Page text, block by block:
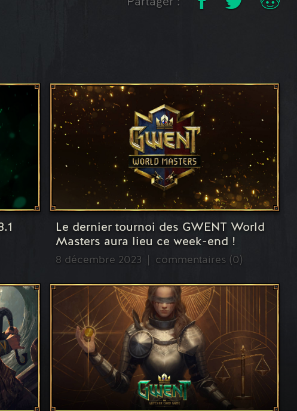
Partager :
Le dernier tournoi des GWENT World
Masters aura lieu ce week-end !
8 décembre 2023 commentaires (0)